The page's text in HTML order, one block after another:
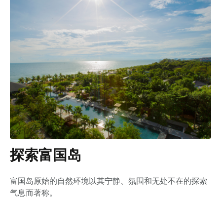
探索富国岛
富国岛原始的自然环境以其宁静、氛围和无处不在的探索
气息而著称。